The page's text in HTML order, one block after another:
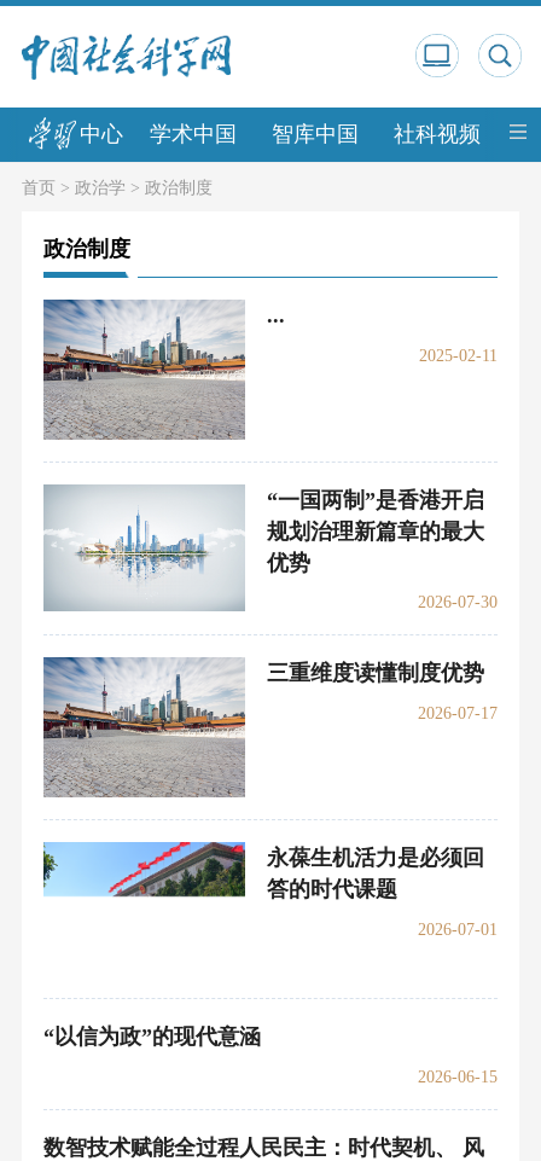
中心 学术中国 智库中国 社科视频 中
首页> 政治学 > 政治制度
政治制度
...
2025-02-11
“一国两制”是香港开启
规划治理新篇章的最大
优势
2026-07-30
三重维度读懂制度优势
2026-07-17
永葆生机活力是必须回
答的时代课题
2026-07-01
“以信为政”的现代意涵
2026-06-15
数智技术赋能全过程人民民主：时代契机、 风